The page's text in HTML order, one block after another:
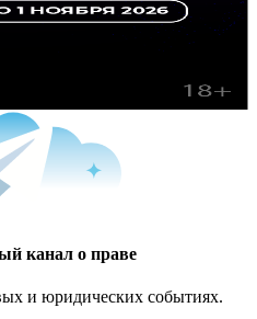
канал о праве
и юридических событиях.